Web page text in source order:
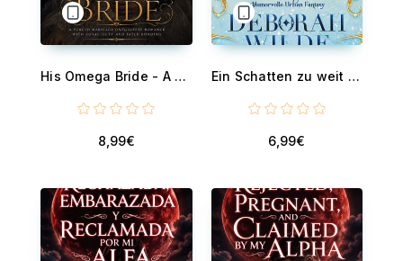
His Omega Bride - A Forced Marriage Omegaverse Romance With Royal Duty And Fated Bonding
8,99€
Ein Schatten zu weit - Humorvolle Urban Fantasy
6,99€